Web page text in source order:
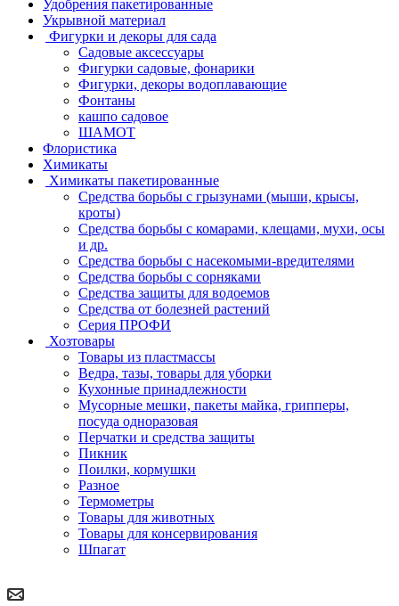
Удобрения пакетированные
Укрывной материал
Фигурки и декоры для сада
Садовые аксессуары
Фигурки садовые, фонарики
Фигурки, декоры водоплавающие
Фонтаны
кашпо садовое
ШАМОТ
Флористика
Химикаты
Химикаты пакетированные
Средства борьбы с грызунами (мыши, крысы,
кроты)
Средства борьбы с комарами, клещами, мухи, осы
и др.
Средства борьбы с насекомыми-вредителями
Средства борьбы с сорняками
Средства защиты для водоемов
Средства от болезней растений
Серия ПРОФИ
Хозтовары
Товары из пластмассы
Ведра, тазы, товары для уборки
Кухонные принадлежности
Мусорные мешки, пакеты майка, грипперы,
посуда одноразовая
Перчатки и средства защиты
Пикник
Поилки, кормушки
Разное
Термометры
Товары для животных
Товары для консервирования
Шпагат